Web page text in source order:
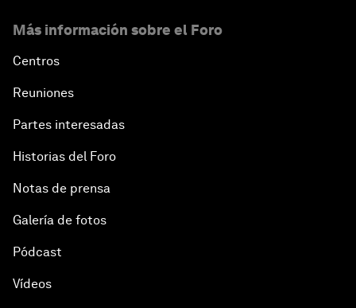
Más información sobre el Foro
Centros
Reuniones
Partes interesadas
Historias del Foro
Notas de prensa
Galería de fotos
Pódcast
Vídeos